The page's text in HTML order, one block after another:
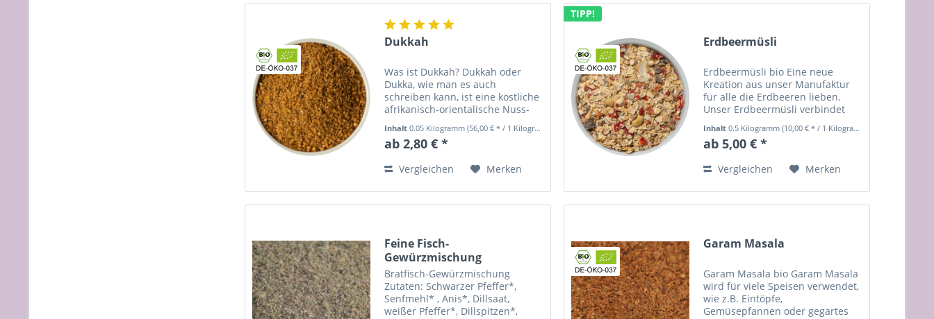
Dukkah
Was ist Dukkah? Dukkah oder
Dukka, wie man es auch
schreiben kann, ist eine köstliche
afrikanisch-orientalische Nuss-
Nüssen und Gewürzen. Es gibt
viele verschiedene Rezepte von
Inhalt0.05 Kilogramm(56,00 € * / 1 Kilogramm)
ab 2,80 € *
Vergleichen Merken
TIPP!
Erdbeermüsli
Erdbeermüsli bio Eine neue
Kreation aus unser Manufaktur
für alle die Erdbeeren lieben.
Unser Erdbeermüsli verbindet
dem vollem Erdbeergenuss von
gefriergetrockneten Erdbeeren
Inhalt0.5 Kilogramm(10,00 € * / 1 Kilogramm)
ab 5,00 € *
Vergleichen Merken
Feine Fisch-
Gewürzmischung
Bratfisch-Gewürzmischung
Zutaten: Schwarzer Pfeffer*,
Senfmehl* , Anis*, Dillsaat,
weißer Pfeffer*, Dillspitzen*,
Garam Masala
Garam Masala bio Garam Masala
wird für viele Speisen verwendet,
wie z.B. Eintöpfe,
Gemüsepfannen oder gegartes